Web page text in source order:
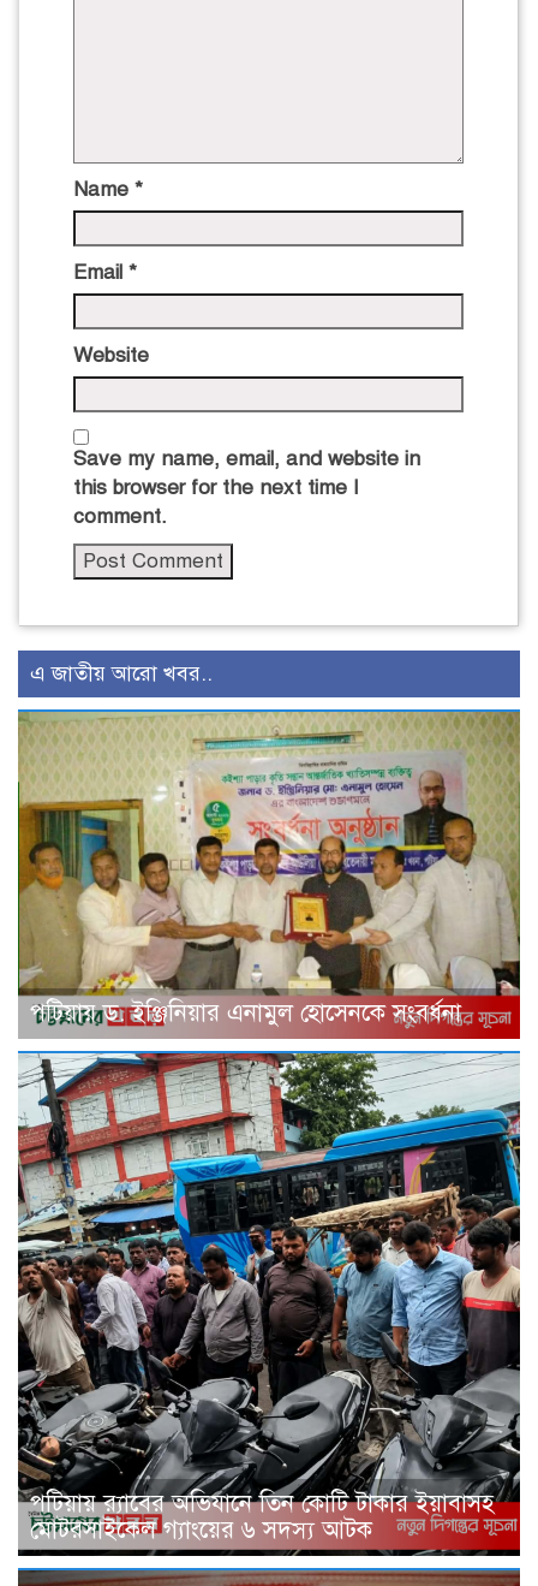
Name *
Email *
Website
Save my name, email, and website in
this browser for the next time I
comment.
এ জাতীয় আরো খবর..
পটিয়ায় ড. ইঞ্জিনিয়ার এনামুল হোসেনকে সংবর্ধনা
পটিয়ায় র‍্যাবের অভিযানে তিন কোটি টাকার ইয়াবাসহ
মোটরসাইকেল গ্যাংয়ের ৬ সদস্য আটক